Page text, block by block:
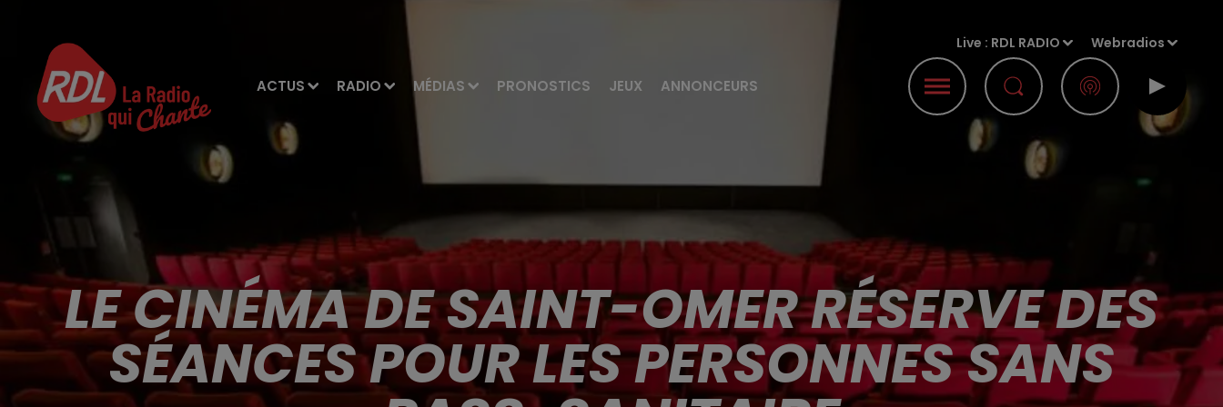
ACTUS RADIO MÉDIAS PRONOSTICS JEUX ANNONCEURS
Live : RDL RADIO Webradios
LE CINÉMA DE SAINT-OMER RÉSERVE DES
SÉANCES POUR LES PERSONNES SANS